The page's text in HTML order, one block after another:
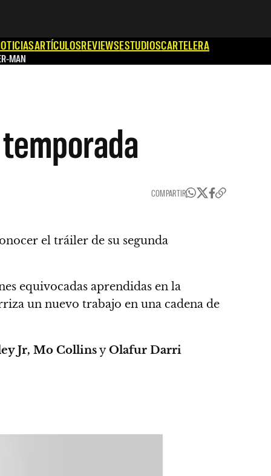
ARTÍCULOSREVIEWSESTUDIOSCARTELERA
MAN
COMPARTIR
el tráiler de su segunda
equivocadas aprendidas en la
un nuevo trabajo en una cadena de
Jr, Mo CollinsyOlafur Darri